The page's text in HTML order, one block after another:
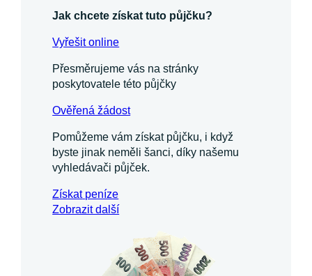
Jak chcete získat tuto půjčku?
Vyřešit online
Přesměrujeme vás na stránky
poskytovatele této půjčky
Ověřená žádost
Pomůžeme vám získat půjčku, i když
byste jinak neměli šanci, díky našemu
vyhledávači půjček.
Získatpeníze
Zobrazit další